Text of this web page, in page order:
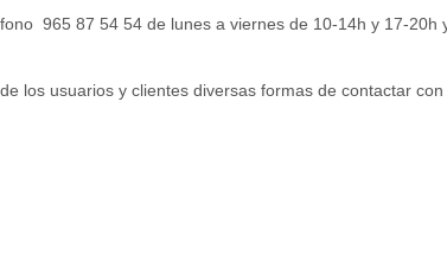
965 87 54 54 de lunes a viernes de 10-14h y 17-20h
los usuarios y clientes diversas formas de contactar